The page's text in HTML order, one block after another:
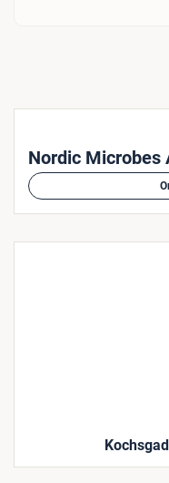
Nordic Microbes